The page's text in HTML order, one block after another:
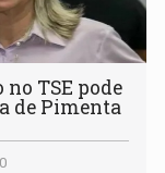
no TSE pode
de Pimenta